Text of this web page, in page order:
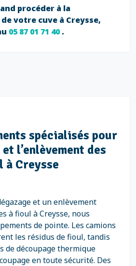
procéder à la
votre cuve à Creysse,
05 87 01 71 40.
spécialisés pour
l’enlèvement des
à Creysse
et un enlèvement
à fioul à Creysse, nous
de pointe. Les camions
les résidus de fioul, tandis
de découpage thermique
en toute sécurité. Des